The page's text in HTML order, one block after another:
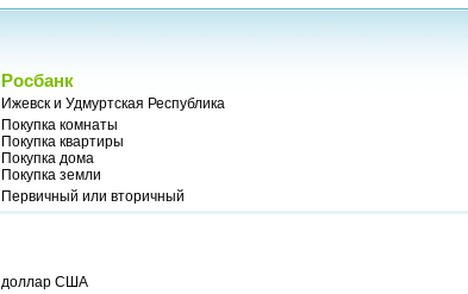
Росбанк
Ижевск и Удмуртская Республика
Покупка комнаты
Покупка квартиры
Покупка дома
Покупка земли
Первичный или вторичный
доллар США